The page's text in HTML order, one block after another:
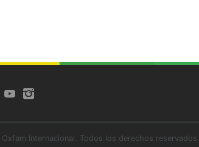
Internacional. Todos los derechos reservados.